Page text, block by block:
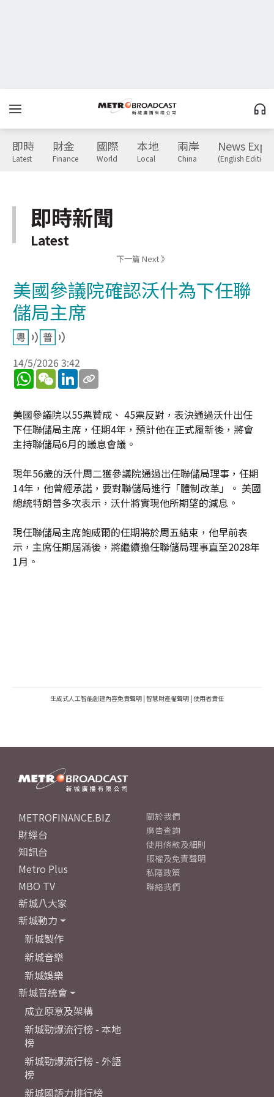
即時
Latest
財金
Finance
國際
World
本地
Local
兩岸
China
News
(English Edition)
即時新聞
Latest
下一篇 Next 》
美國參議院確認沃什為下任聯
儲局主席
14/5/2026 3:42
WhatsApp
WeChatLinkedIn
美國參議院以55票贊成、 45票反對，表決通過沃什出任
下任聯儲局主席，任期4年，預計他在正式履新後，將會
主持聯儲局6月的議息會議。
現年56歲的沃什周二獲參議院通過出任聯儲局理事，任期
14年，他曾經承諾，要對聯儲局進行「體制改革」。 美國
總統特朗普多次表示，沃什將實現他所期望的減息。
現任聯儲局主席鮑威爾的任期將於周五結束，他早前表
示，主席任期屆滿後，將繼續擔任聯儲局理事直至2028年
1月。
生成式人工智能創建內容免責聲明 | 智慧財產權聲明 | 使用者責任
METROFINANCE.BIZ
財經台
知訊台
Metro Plus
MBO TV
新城八大家
新城動力
新城製作
新城音樂
新城娛樂
新城音統會
成立原意及架構
新城勁爆流行榜 - 本地
榜
新城勁爆流行榜 - 外語
榜
新城國語力排行榜
關於我們
廣告查詢
使用條款及細則
版權及免責聲明
私隱政策
聯絡我們